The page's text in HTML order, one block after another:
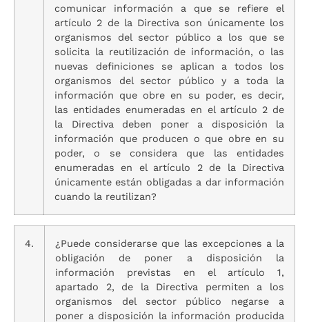
comunicar información a que se refiere el
artículo 2 de la Directiva son únicamente los
organismos del sector público a los que se
solicita la reutilización de información, o las
nuevas definiciones se aplican a todos los
organismos del sector público y a toda la
información que obre en su poder, es decir,
las entidades enumeradas en el artículo 2 de
la Directiva deben poner a disposición la
información que producen o que obre en su
poder, o se considera que las entidades
enumeradas en el artículo 2 de la Directiva
únicamente están obligadas a dar información
cuando la reutilizan?
4.
¿Puede considerarse que las excepciones a la
obligación de poner a disposición la
información previstas en el artículo 1,
apartado 2, de la Directiva permiten a los
organismos del sector público negarse a
poner a disposición la información producida